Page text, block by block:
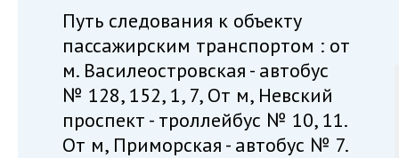
Путь следования к объекту
пассажирским транспортом : от
м. Василеостровская - автобус
№ 128, 152, 1, 7, От м, Невский
проспект - троллейбус № 10, 11.
От м, Приморская - автобус № 7.